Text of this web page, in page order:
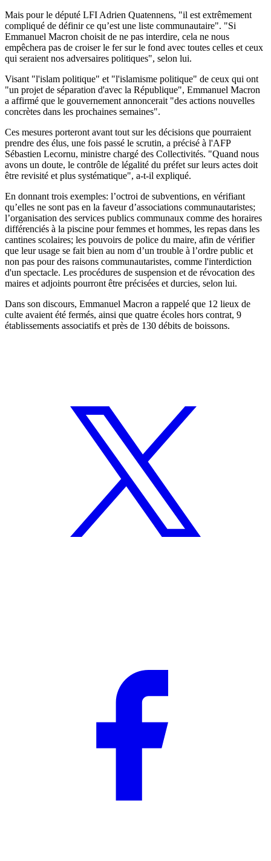
Mais pour le député LFI Adrien Quatennens, "il est extrêmement
compliqué de définir ce qu’est une liste communautaire". "Si
Emmanuel Macron choisit de ne pas interdire, cela ne nous
empêchera pas de croiser le fer sur le fond avec toutes celles et ceux
qui seraient nos adversaires politiques", selon lui.
Visant "l'islam politique" et "l'islamisme politique" de ceux qui ont
"un projet de séparation d'avec la République", Emmanuel Macron
a affirmé que le gouvernement annoncerait "des actions nouvelles
concrètes dans les prochaines semaines".
Ces mesures porteront avant tout sur les décisions que pourraient
prendre des élus, une fois passé le scrutin, a précisé à l'AFP
Sébastien Lecornu, ministre chargé des Collectivités. "Quand nous
avons un doute, le contrôle de légalité du préfet sur leurs actes doit
être revisité et plus systématique", a-t-il expliqué.
En donnant trois exemples: l’octroi de subventions, en vérifiant
qu’elles ne sont pas en la faveur d’associations communautaristes;
l’organisation des services publics communaux comme des horaires
différenciés à la piscine pour femmes et hommes, les repas dans les
cantines scolaires; les pouvoirs de police du maire, afin de vérifier
que leur usage se fait bien au nom d’un trouble à l’ordre public et
non pas pour des raisons communautaristes, comme l'interdiction
d'un spectacle. Les procédures de suspension et de révocation des
maires et adjoints pourront être précisées et durcies, selon lui.
Dans son discours, Emmanuel Macron a rappelé que 12 lieux de
culte avaient été fermés, ainsi que quatre écoles hors contrat, 9
établissements associatifs et près de 130 débits de boissons.